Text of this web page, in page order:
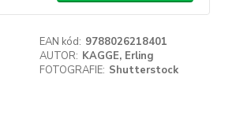
EAN kód: 9788026218401
AUTOR: KAGGE, Erling
FOTOGRAFIE: Shutterstock